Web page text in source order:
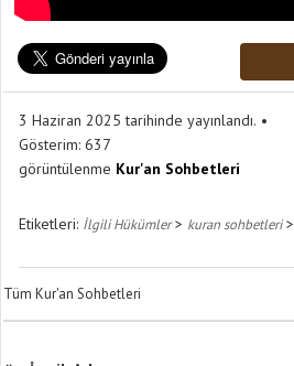
3 Haziran 2025 tarihinde yayınlandı.
Gösterim: 637
görüntülenme Kur'an Sohbetleri
Etiketleri: İlgili Hükümler> kuran sohbetleri>
Tüm Kur'an Sohbetleri